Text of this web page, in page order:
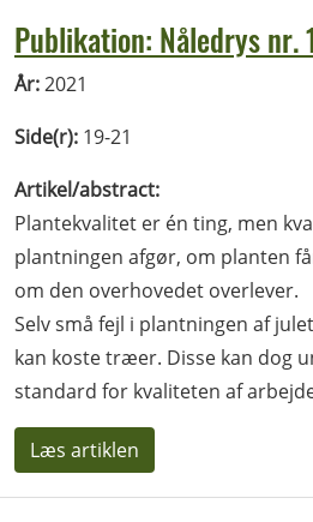
Publikation: Nåledrys nr.
År:2021
Side(r): 19-21
Artikel/abstract:
Plantekvalitet er én ting, men
plantningen afgør, om planten
om den overhovedet overlever.
Selv små fejl i plantningen af
kan koste træer. Disse kan dog
standard for kvaliteten af
Læs artiklen